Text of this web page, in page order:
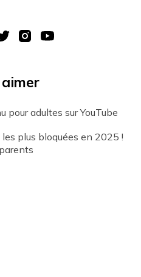
aimer
pour adultes sur YouTube
plus bloquées en 2025 !